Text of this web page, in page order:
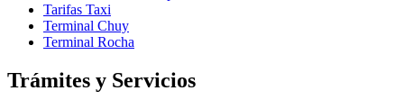
Tarifas Taxi
Terminal Chuy
Terminal Rocha
Trámites y Servicios